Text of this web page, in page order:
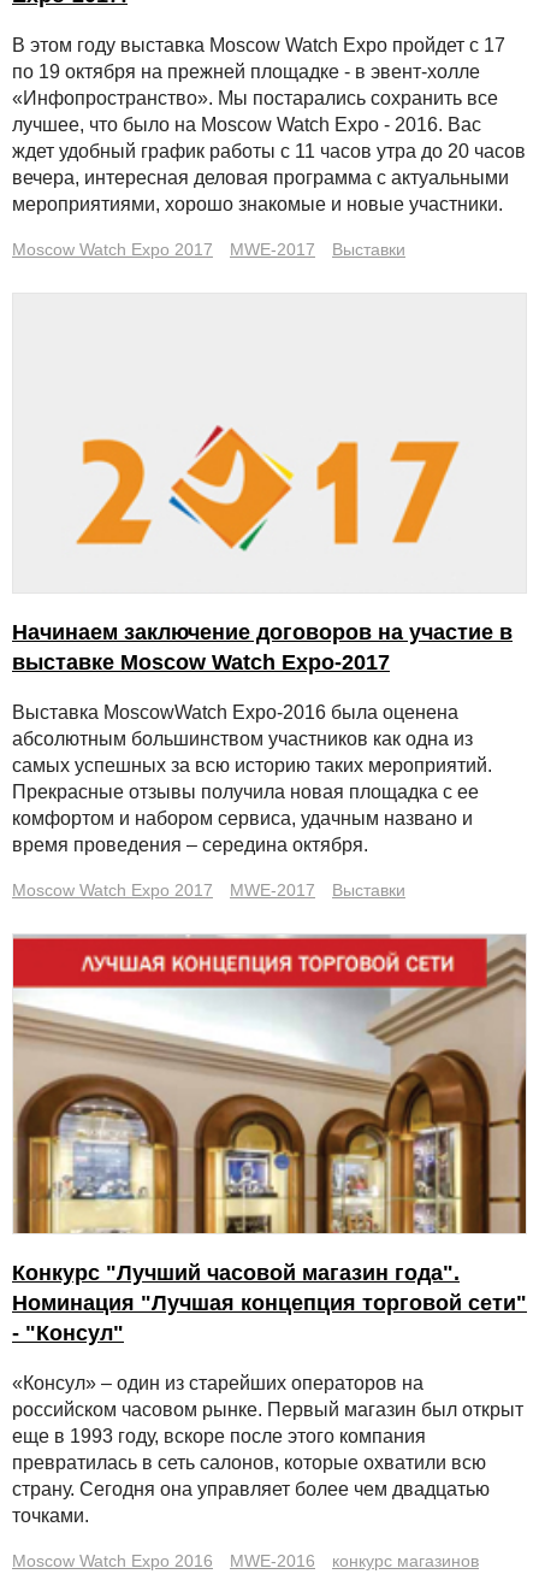
В этом году выставка Moscow Watch Expo пройдет с 17
по 19 октября на прежней площадке - в эвент-холле
«Инфопространство». Мы постарались сохранить все
лучшее, что было на Moscow Watch Expo - 2016. Вас
ждет удобный график работы с 11 часов утра до 20 часов
вечера, интересная деловая программа с актуальными
мероприятиями, хорошо знакомые и новые участники.
Moscow Watch Expo 2017 MWE-2017 Выставки
Начинаем заключение договоров на участие в
выставке Moscow Watch Expo-2017
Выставка MoscowWatch Expo-2016 была оценена
абсолютным большинством участников как одна из
самых успешных за всю историю таких мероприятий.
Прекрасные отзывы получила новая площадка с ее
комфортом и набором сервиса, удачным названо и
время проведения – середина октября.
Moscow Watch Expo 2017 MWE-2017 Выставки
Конкурс "Лучший часовой магазин года".
Номинация "Лучшая концепция торговой сети"
- "Консул"
«Консул» – один из старейших операторов на
российском часовом рынке. Первый магазин был открыт
еще в 1993 году, вскоре после этого компания
превратилась в сеть салонов, которые охватили всю
страну. Сегодня она управляет более чем двадцатью
точками.
Moscow Watch Expo 2016 MWE-2016
конкурс магазинов